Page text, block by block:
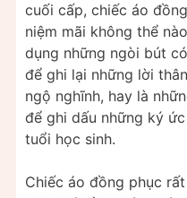
cuối cấp, chiếc áo
niệm mãi không thể
dụng những ngòi bút
để ghi lại những lời
ngộ nghĩnh, hay là
để ghi dấu những ký
tuổi học sinh.
Chiếc áo đồng phục